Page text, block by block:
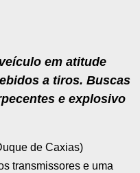
em atitude
a tiros. Buscas
e explosivo
de Caxias)
transmissores e uma